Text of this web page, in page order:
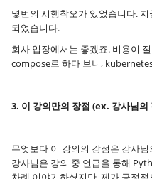
몇번의 시행착오가 있었습니다.
되었습니다.
회사 입장에서는 좋겠죠. 비용이
compose로 하다 보니,
3. 이 강의만의 장점 (ex. 강사님의
무엇보다 이 강의의 강점은 강사
강사님은 강의 중 언급을 통해